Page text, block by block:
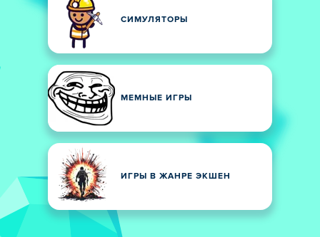
СИМУЛЯТОРЫ
МЕМНЫЕ ИГРЫ
ИГРЫ В ЖАНРЕ ЭКШЕН